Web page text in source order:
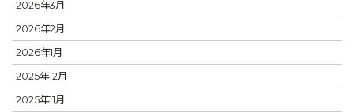
2026年3月
2026年2月
2026年1月
2025年12月
2025年11月